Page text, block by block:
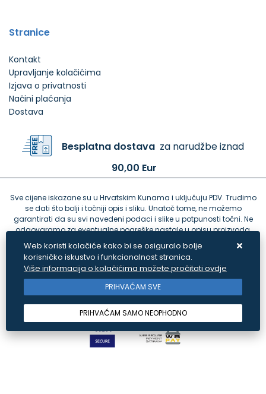
Stranice
Kontakt
Upravljanje kolačićima
Izjava o privatnosti
Načini plaćanja
Dostava
Besplatna dostavaza narudžbe iznad
90,00 Eur
Sve cijene iskazane su u Hrvatskim Kunama i uključuju PDV. Trudimo
se dati što bolji i točniji opis i sliku. Unatoč tome, ne možemo
garantirati da su svi navedeni podaci i slike u potpunosti točni. Ne
odgovaramo za eventualne pogreške nastale u opisu proizvoda,
greške prilikom štampanja te promjene cijena.
Web koristi kolačiće kako bi se osiguralo bolje
korisničko iskustvo i funkcionalnost stranica.
Više informacija o kolačićima možete pročitati ovdje
PRIHVAĆAM SVE
PRIHVAĆAM SAMO NEOPHODNO